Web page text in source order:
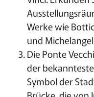
Werke wie
und
Die Ponte
der
Symbol der